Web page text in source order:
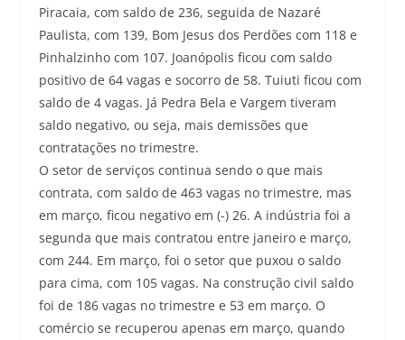
Piracaia, com saldo de 236, seguida de Nazaré
Paulista, com 139, Bom Jesus dos Perdões com 118 e
Pinhalzinho com 107. Joanópolis ficou com saldo
positivo de 64 vagas e socorro de 58. Tuiuti ficou com
saldo de 4 vagas. Já Pedra Bela e Vargem tiveram
saldo negativo, ou seja, mais demissões que
contratações no trimestre.
O setor de serviços continua sendo o que mais
contrata, com saldo de 463 vagas no trimestre, mas
em março, ficou negativo em (-) 26. A indústria foi a
segunda que mais contratou entre janeiro e março,
com 244. Em março, foi o setor que puxou o saldo
para cima, com 105 vagas. Na construção civil saldo
foi de 186 vagas no trimestre e 53 em março. O
comércio se recuperou apenas em março, quando